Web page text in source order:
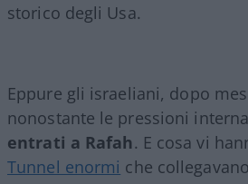
storico degli Usa.
Eppure gli israeliani, dopo
nonostante le pressioni
entrati a Rafah. E cosa vi
Tunnel enormi che